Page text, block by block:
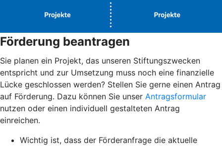
Förderung beantragen
Sie planen ein Projekt, das unseren Stiftungszwecken
entspricht und zur Umsetzung muss noch eine finanzielle
Lücke geschlossen werden? Stellen Sie gerne einen Antrag
auf Förderung. Dazu können Sie unser Antragsformular
nutzen oder einen individuell gestalteten Antrag
einreichen.
Wichtig ist, dass der Förderanfrage die aktuelle